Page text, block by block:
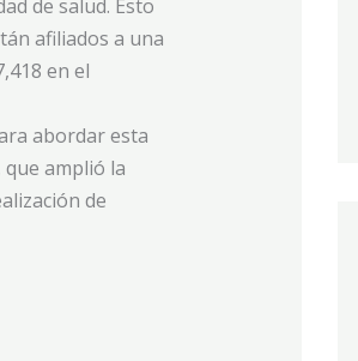
de salud. Esto
afiliados a una
en el
abordar esta
amplió la
de